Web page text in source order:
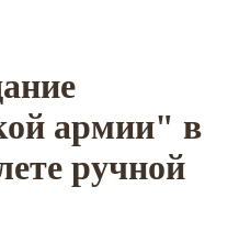
армии" в
ручной